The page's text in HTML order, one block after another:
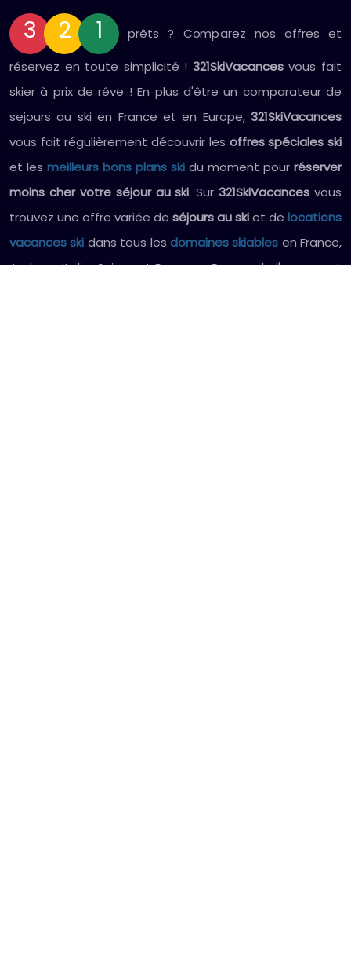
3 2 1
prêts ? Comparez nos offres et
réservez en toute simplicité ! 321SkiVacancesvous fait
skier à prix de rêve ! En plus d'être un comparateur de
sejours au ski en France et en Europe, 321SkiVacances
vous fait régulièrement découvrir les offres spéciales ski
et les meilleurs bons plans ski du moment pour réserver
moins cher votre séjour au ski. Sur321SkiVacances vous
trouvez une offre variée de séjours au skiet de locations
vacances ski dans tous les domaines skiables en France,
Andorre, Italie, Suisse et Espagne. Prenez de l'avance et